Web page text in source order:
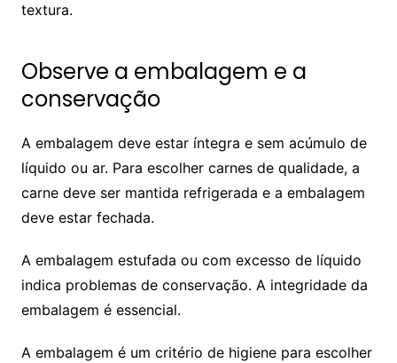
textura.
Observe a embalagem e a
conservação
A embalagem deve estar íntegra e sem acúmulo de
líquido ou ar. Para escolher carnes de qualidade, a
carne deve ser mantida refrigerada e a embalagem
deve estar fechada.
A embalagem estufada ou com excesso de líquido
indica problemas de conservação. A integridade da
embalagem é essencial.
A embalagem é um critério de higiene para escolher